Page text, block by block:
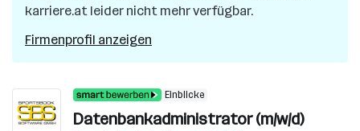
karriere.at leider nicht mehr verfügbar.
Firmenprofil anzeigen
Einblicke
Datenbankadministrator (m/w/d)